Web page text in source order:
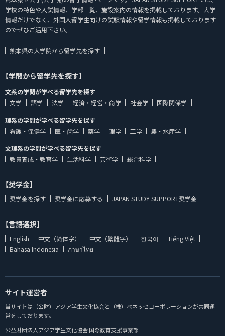
学校の特色や入試情報、学部一覧、施設案内の情報を掲載しております。大学
情報だけでなく、外国人留学生向けの試験情報や留学情報も掲載しております
のでぜひご活用下さい。
熊本県の大学院から留学先を探す
【学問から留学先を探す】
文系の学問が学べる留学先を探す
文学
語学 法学 経済・経営・商学 社会学
国際関係学
理系の学問が学べる留学先を探す
看護・保健学
医・歯学 薬学 理学 工学
農・水産学
文理系の学問が学べる留学先を探す
教員養成・教育学
生活科学 芸術学 総合科学
【奨学金】
奨学金を探す 奨学金に応募する JAPAN STUDY SUPPORT奨学金
【言語選択】
English 中文（简体字） 中文（繁體字） 한국어
Tiếng Việt
Bahasa Indonesia
ภาษาไทย
サイト運営者
当サイトは（公財）アジア学生文化協会と（株）ベネッセコーポレーションが共同運
営をしております。
公益財団法人アジア学生文化協会 国際教育支援事業部